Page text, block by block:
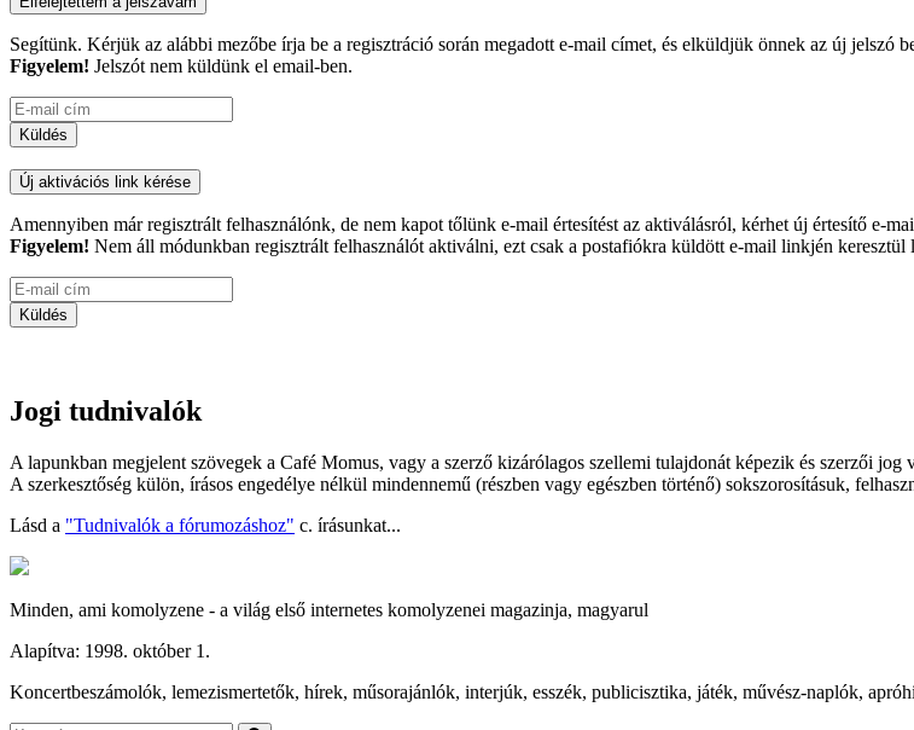
Segítünk. Kérjük az alábbi mezőbe írja be a regisztráció során megadott e-mail címet, és elküldjük önnek az új jelszó
Figyelem! Jelszót nem küldünk el email-ben.
Új aktivációs link kérése
Amennyiben már regisztrált felhasználónk, de nem kapot tőlünk e-mail értesítést az aktiválásról, kérhet új értesítő e-
Figyelem! Nem áll módunkban regisztrált felhasználót aktiválni, ezt csak a postafiókra küldött e-mail linkjén keresztül
Jogi tudnivalók
A lapunkban megjelent szövegek a Café Momus, vagy a szerző kizárólagos szellemi tulajdonát képezik és szerzői jog
A szerkesztőség külön, írásos engedélye nélkül mindennemű (részben vagy egészben történő) sokszorosításuk,
Lásd a "Tudnivalók a fórumozáshoz" c. írásunkat...
Minden, ami komolyzene - a világ első internetes komolyzenei magazinja, magyarul
Alapítva: 1998. október 1.
Koncertbeszámolók, lemezismertetők, hírek, műsorajánlók, interjúk, esszék, publicisztika, játék, művész-naplók,